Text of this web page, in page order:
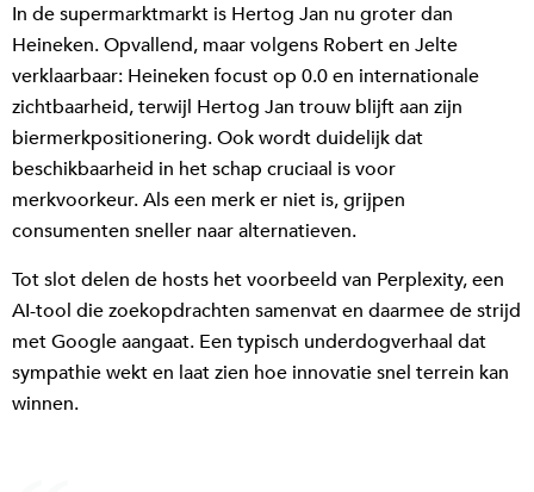
In de supermarktmarkt is Hertog Jan nu groter dan
Heineken. Opvallend, maar volgens Robert en Jelte
verklaarbaar: Heineken focust op 0.0 en internationale
zichtbaarheid, terwijl Hertog Jan trouw blijft aan zijn
biermerkpositionering. Ook wordt duidelijk dat
beschikbaarheid in het schap cruciaal is voor
merkvoorkeur. Als een merk er niet is, grijpen
consumenten sneller naar alternatieven.
Tot slot delen de hosts het voorbeeld van Perplexity, een
AI-tool die zoekopdrachten samenvat en daarmee de strijd
met Google aangaat. Een typisch underdogverhaal dat
sympathie wekt en laat zien hoe innovatie snel terrein kan
winnen.